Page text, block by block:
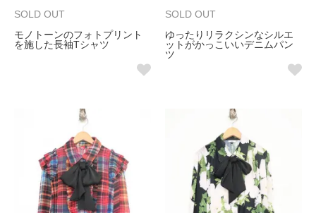
SOLD OUT
モノトーンのフォトプリント
を施した長袖Tシャツ
SOLD OUT
ゆったりリラクシンなシルエ
ットがかっこいいデニムパン
ツ